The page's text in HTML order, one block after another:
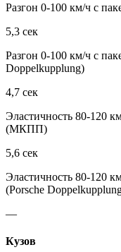
Разгон 0-100 км/ч с
5,3 сек
Разгон 0-100 км/ч с
Doppelkupplung)
4,7 сек
Эластичность 80-120
(МКПП)
5,6 сек
Эластичность 80-120
(Porsche
—
Кузов